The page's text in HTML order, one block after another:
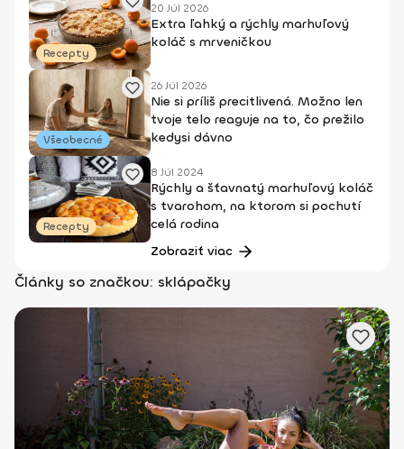
Recepty
20 Júl 2026
Extra ľahký a rýchly marhuľový
koláč s mrveničkou
Všeobecné
26 Júl 2026
Nie si príliš precitlivená. Možno len
tvoje telo reaguje na to, čo prežilo
kedysi dávno
Recepty
8 Júl 2024
Rýchly a šťavnatý marhuľový koláč
s tvarohom, na ktorom si pochutí
celá rodina
Zobraziť viac
Články so značkou: sklápačky